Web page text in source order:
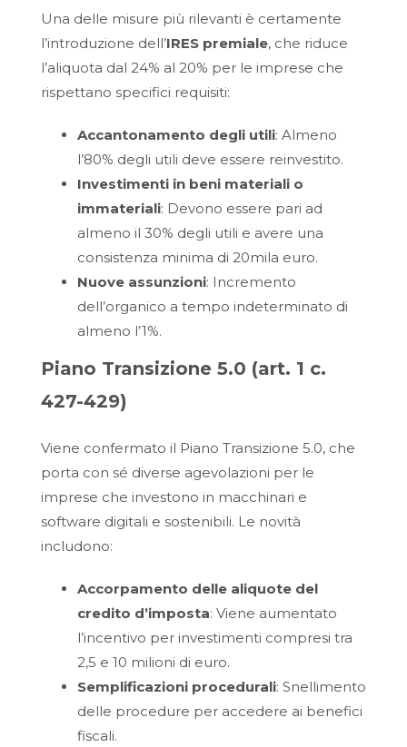
Una delle misure più rilevanti è certamente
l’introduzione dell’IRES premiale, che riduce
l’aliquota dal 24% al 20% per le imprese che
rispettano specifici requisiti:
Accantonamento degli utili: Almeno
l’80% degli utili deve essere reinvestito.
Investimenti in beni materiali o
immateriali: Devono essere pari ad
almeno il 30% degli utili e avere una
consistenza minima di 20mila euro.
Nuove assunzioni: Incremento
dell’organico a tempo indeterminato di
almeno l’1%.
Piano Transizione 5.0 (art. 1 c.
427-429)
Viene confermato il Piano Transizione 5.0, che
porta con sé diverse agevolazioni per le
imprese che investono in macchinari e
software digitali e sostenibili. Le novità
includono:
Accorpamento delle aliquote del
credito d’imposta: Viene aumentato
l’incentivo per investimenti compresi tra
2,5 e 10 milioni di euro.
Semplificazioni procedurali: Snellimento
delle procedure per accedere ai benefici
fiscali.